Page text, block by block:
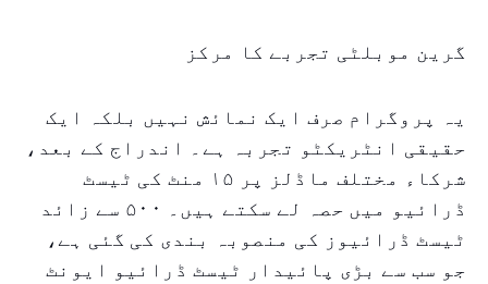
گرین موبلٹی تجربے کا مرکز
یہ پروگرام صرف ایک نمائش نہیں بلکہ ایک
حقیقی انٹریکٹو تجربہ ہے۔ اندراج کے بعد،
شرکاء مختلف ماڈلز پر ۱۵ منٹ کی ٹیسٹ
ڈرائیو میں حصہ لے سکتے ہیں۔ ۵۰۰ سے زائد
ٹیسٹ ڈرائیوز کی منصوبہ بندی کی گئی ہے،
جو سب سے بڑی پائیدار ٹیسٹ ڈرائیو ایونٹ